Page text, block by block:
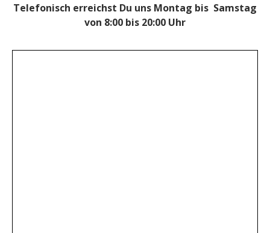
Telefonisch erreichst Du uns Montag bis Samstag
von 8:00 bis 20:00 Uhr